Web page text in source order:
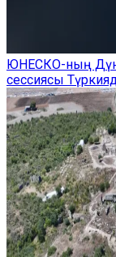
ЮНЕСКО-ның
сессиясы